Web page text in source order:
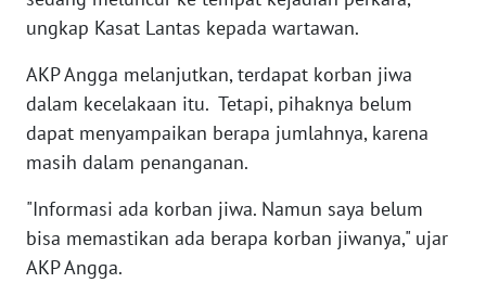
ungkap Kasat Lantas kepada wartawan.
AKP Angga melanjutkan, terdapat korban jiwa
dalam kecelakaan itu. Tetapi, pihaknya belum
dapat menyampaikan berapa jumlahnya, karena
masih dalam penanganan.
"Informasi ada korban jiwa. Namun saya belum
bisa memastikan ada berapa korban jiwanya," ujar
AKP Angga.
PAPUA
WN
PAPUA
BARAT